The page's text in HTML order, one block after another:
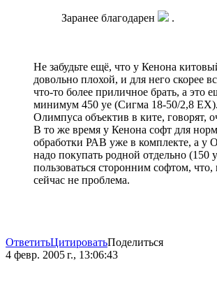
Заранее благодарен .
Не забудьте ещё, что у Кенона
довольно плохой, и для него скорее
что-то более приличное брать, а это
минимум 450 уе (Сигма 18-50/2,8
Олимпуса объектив в ките, говорят,
В то же время у Кенона софт для
обработки РАВ уже в комплекте, а у
надо покупать родной отдельно (150
пользоваться сторонним софтом, что,
сейчас не проблема.
ОтветитьЦитироватьПоделиться
4 февр. 2005 г., 13:06:43